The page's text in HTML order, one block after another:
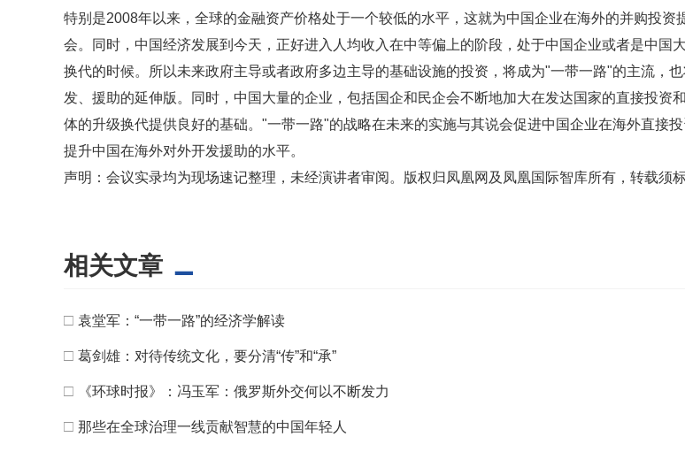
特别是2008年以来，全球的金融资产价格处于一个较低的水平，这就为中国企业在海外的并购投资
会。同时，中国经济发展到今天，正好进入人均收入在中等偏上的阶段，处于中国企业或者是中国
换代的时候。所以未来政府主导或者政府多边主导的基础设施的投资，将成为"一带一路"的主流，
发、援助的延伸版。同时，中国大量的企业，包括国企和民企会不断地加大在发达国家的直接投资
体的升级换代提供良好的基础。"一带一路"的战略在未来的实施与其说会促进中国企业在海外直接
提升中国在海外对外开发援助的水平。
声明：会议实录均为现场速记整理，未经演讲者审阅。版权归凤凰网及凤凰国际智库所有，转载须
相关文章
□ 袁堂军：“一带一路”的经济学解读
□ 葛剑雄：对待传统文化，要分清“传”和“承”
□ 《环球时报》：冯玉军：俄罗斯外交何以不断发力
□ 那些在全球治理一线贡献智慧的中国年轻人